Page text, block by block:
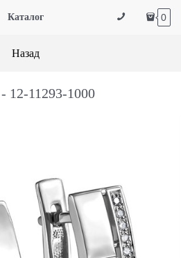
Каталог 0
Назад
12-11293-1000